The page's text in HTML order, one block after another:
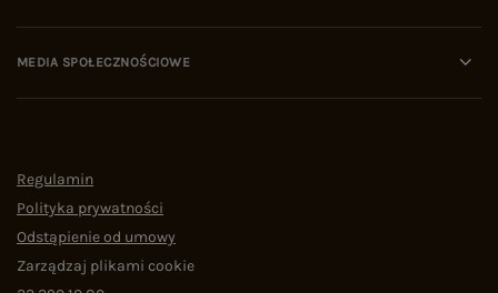
MEDIA SPOŁECZNOŚCIOWE
Regulamin
Polityka prywatności
Odstąpienie od umowy
Zarządzaj plikami cookie